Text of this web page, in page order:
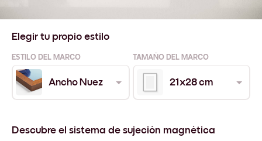
Elegir tu propio estilo
ESTILO DEL MARCO TAMAÑO DEL MARCO
Ancho Nuez 21x28 cm
Descubre el sistema de sujeción magnética